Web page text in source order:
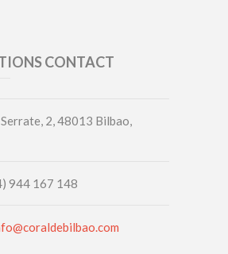
CONTACT
2, 48013 Bilbao,
944 167 148